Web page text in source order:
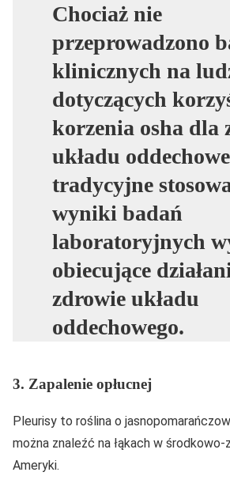
Chociaż nie
przeprowadzono
klinicznych na
dotyczących
korzenia osha dla
układu
tradycyjne
wyniki badań
laboratoryjnych
obiecujące
zdrowie układu
oddechowego.
3. Zapalenie opłucnej
Pleurisy to roślina o
można znaleźć na łąkach w
Ameryki.